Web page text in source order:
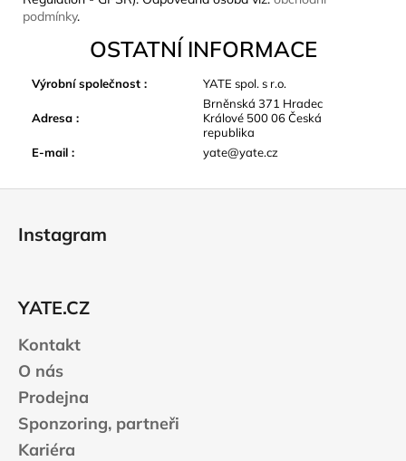
podmínky.
OSTATNÍ INFORMACE
Výrobní společnost : YATE spol. s r.o.
Adresa :
Brněnská 371 Hradec
Králové 500 06 Česká
republika
E-mail : yate@yate.cz
Instagram
YATE.CZ
Kontakt
O nás
Prodejna
Sponzoring, partneři
Kariéra